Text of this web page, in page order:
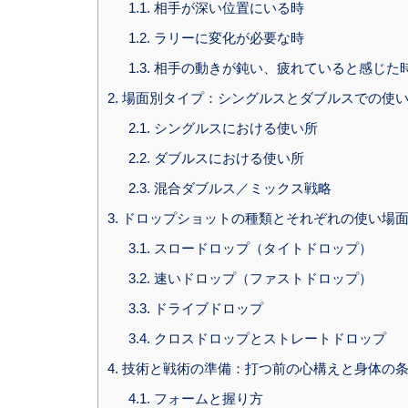
1.1. 相手が深い位置にいる時
1.2. ラリーに変化が必要な時
1.3. 相手の動きが鈍い、疲れていると感じた
2. 場面別タイプ：シングルスとダブルスでの使
2.1. シングルスにおける使い所
2.2. ダブルスにおける使い所
2.3. 混合ダブルス／ミックス戦略
3. ドロップショットの種類とそれぞれの使い場面
3.1. スロードロップ（タイトドロップ）
3.2. 速いドロップ（ファストドロップ）
3.3. ドライブドロップ
3.4. クロスドロップとストレートドロップ
4. 技術と戦術の準備：打つ前の心構えと身体の
4.1. フォームと握り方